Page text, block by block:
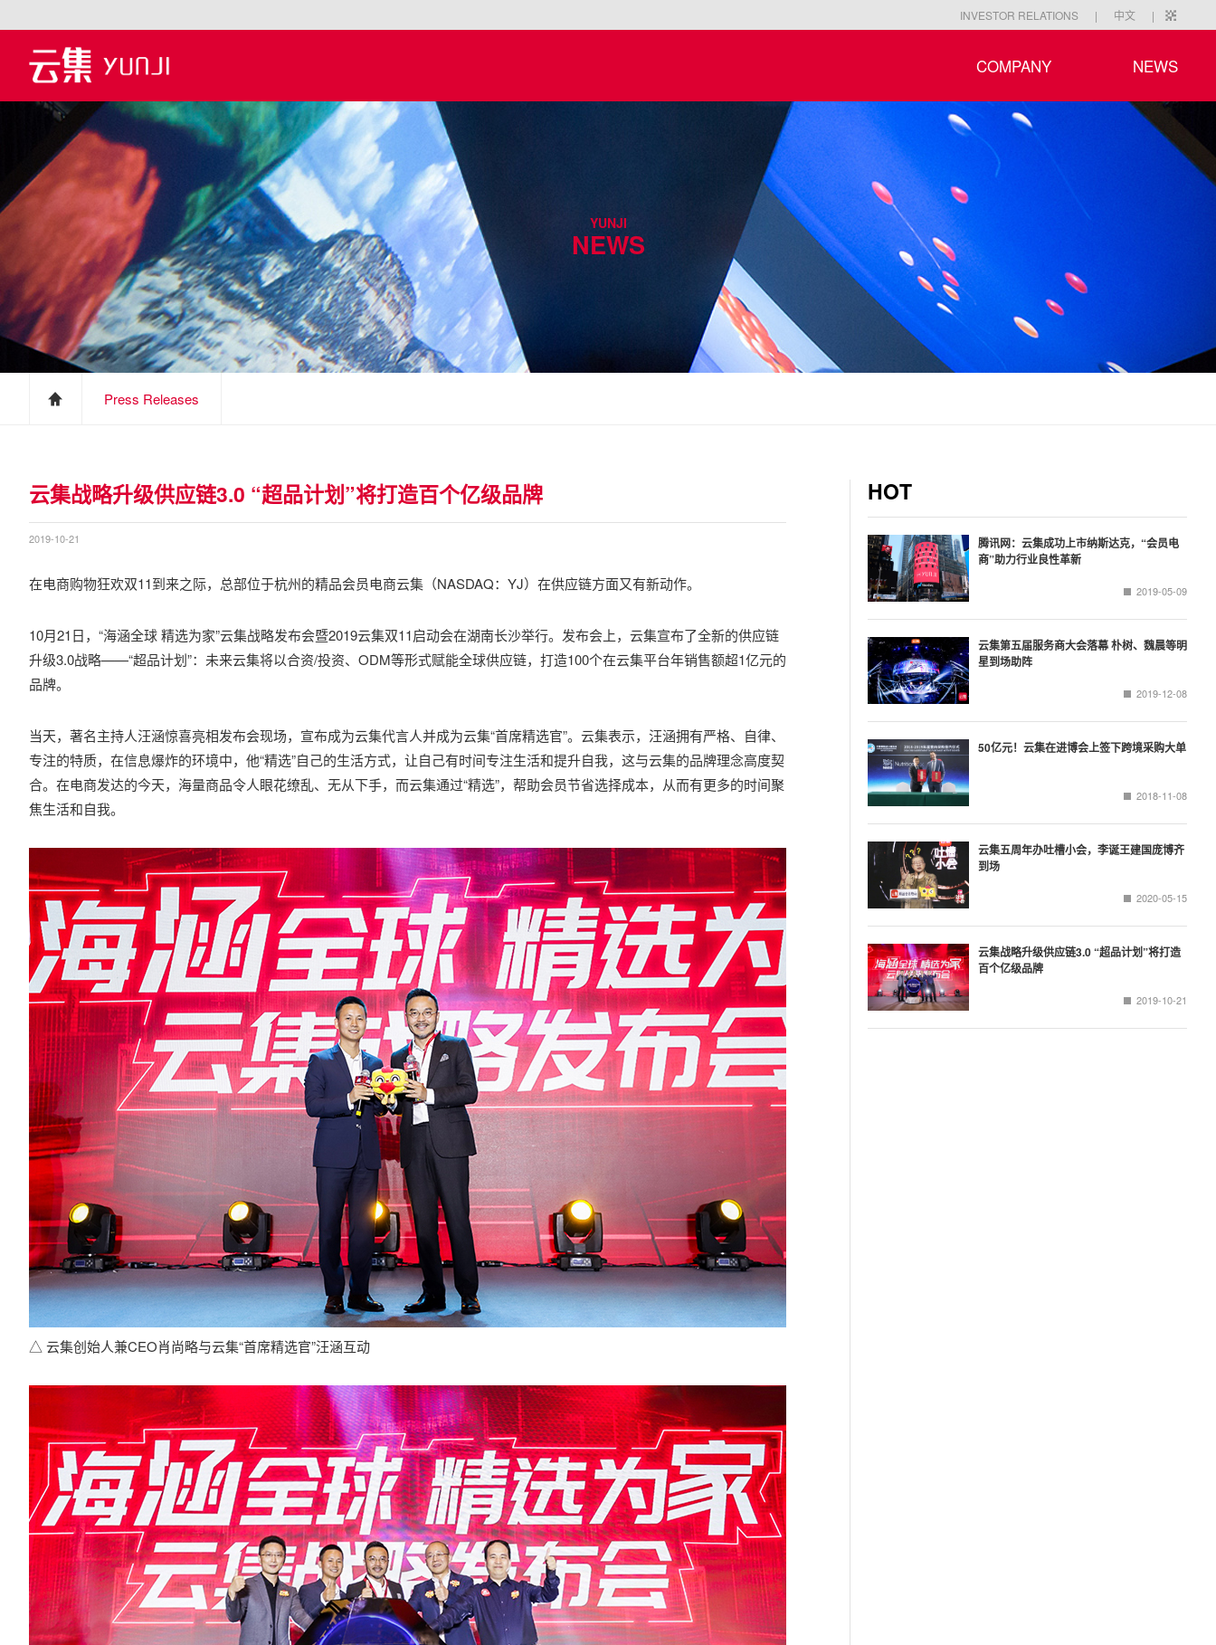
|
中文
|
INVESTOR RELATIONS
COMPANY NEWS
YUNJI
NEWS
Press Releases
云集战略升级供应链3.0 “超品计划”将打造百个亿级品牌
2019-10-21
在电商购物狂欢双11到来之际，总部位于杭州的精品会员电商云集（NASDAQ：YJ）在供应链方面又有新动作。
10月21日，“海涵全球 精选为家”云集战略发布会暨2019云集双11启动会在湖南长沙举行。发布会上，云集宣布了全新的供应链
升级3.0战略——“超品计划”：未来云集将以合资/投资、ODM等形式赋能全球供应链，打造100个在云集平台年销售额超1亿元的
品牌。
当天，著名主持人汪涵惊喜亮相发布会现场，宣布成为云集代言人并成为云集“首席精选官”。云集表示，汪涵拥有严格、自律、
专注的特质，在信息爆炸的环境中，他“精选”自己的生活方式，让自己有时间专注生活和提升自我，这与云集的品牌理念高度契
合。在电商发达的今天，海量商品令人眼花缭乱、无从下手，而云集通过“精选”，帮助会员节省选择成本，从而有更多的时间聚
焦生活和自我。
△ 云集创始人兼CEO肖尚略与云集“首席精选官”汪涵互动
HOT
腾讯网：云集成功上市纳斯达克，“会员电
商”助力行业良性革新
2019-05-09
云集第五届服务商大会落幕 朴树、魏晨等明
星到场助阵
2019-12-08
50亿元！云集在进博会上签下跨境采购大单
2018-11-08
云集五周年办吐槽小会，李诞王建国庞博齐
到场
2020-05-15
云集战略升级供应链3.0 “超品计划”将打造
百个亿级品牌
2019-10-21